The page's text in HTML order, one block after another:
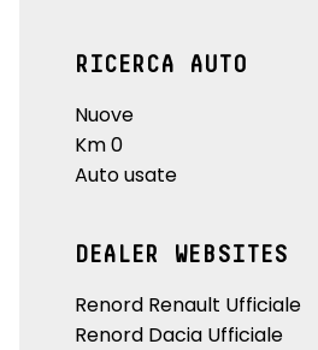
RICERCA AUTO
Nuove
Km 0
Auto usate
DEALER WEBSITES
Renord Renault Ufficiale
Renord Dacia Ufficiale